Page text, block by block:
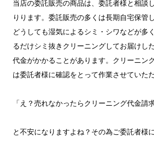
当店の委託販売の商品は、委託者様と相談
りります。委託販売の多くは長期自宅保管
どうしても湿気によるシミ・シワなどが多
るだけシミ抜きクリーニングしてお届けし
代金がかかることがあります。クリーニン
は委託者様に確認をとって作業させていただ
「え？売れなかったらクリーニング代金請
と不安になりますよね？その為ご委託者様